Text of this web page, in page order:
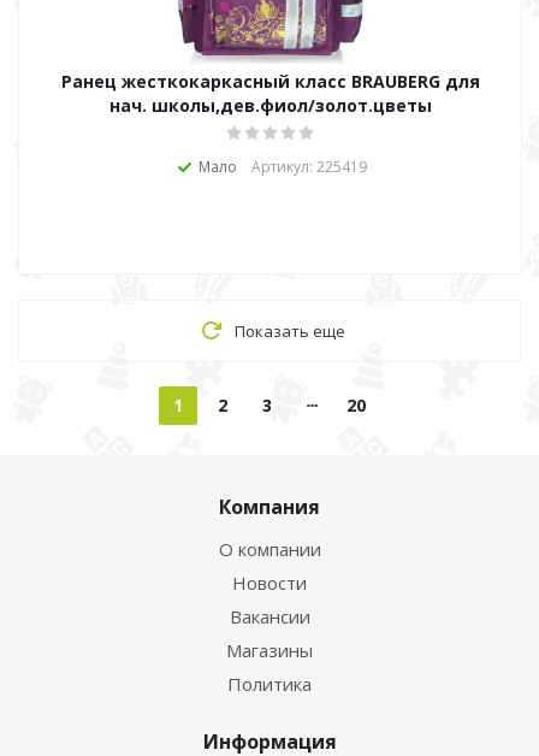
Ранец жесткокаркасный класс BRAUBERG для
нач. школы,дев.фиол/золот.цветы
Мало Артикул: 225419
Показать еще
1 2 3 20
Компания
О компании
Новости
Вакансии
Магазины
Политика
Информация